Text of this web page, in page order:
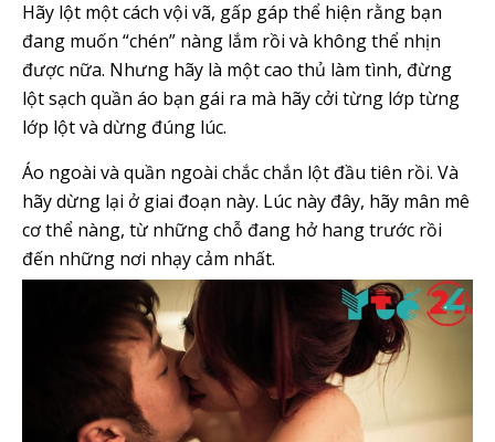
Hãy lột một cách vội vã, gấp gáp thể hiện rằng bạn
đang muốn “chén” nàng lắm rồi và không thể nhịn
được nữa. Nhưng hãy là một cao thủ làm tình, đừng
lột sạch quần áo bạn gái ra mà hãy cởi từng lớp từng
lớp lột và dừng đúng lúc.
Áo ngoài và quần ngoài chắc chắn lột đầu tiên rồi. Và
hãy dừng lại ở giai đoạn này. Lúc này đây, hãy mân mê
cơ thể nàng, từ những chỗ đang hở hang trước rồi
đến những nơi nhạy cảm nhất.